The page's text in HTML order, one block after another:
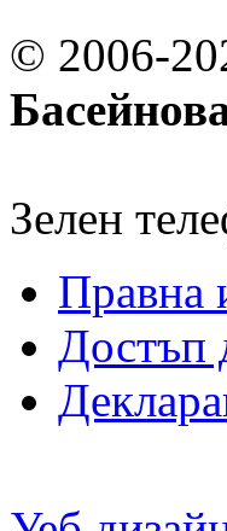
© 2006-
Зелен
Правна
Достъп